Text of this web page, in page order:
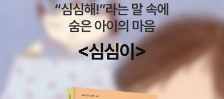
책은 어쩌면 혼밥에 혼술에 같이 만나서도 휴대전화만 쳐다보고 있는
우리 시대의 개인들에게 보내는, 고독한 한 사람이 역시나 고독한 당
신에게 보내는 작은 소통의 손짓이다. 혼자라서 고독하고 또 함께 있
어도 고독한 바로 당신과 나에 관한 이야기이다.